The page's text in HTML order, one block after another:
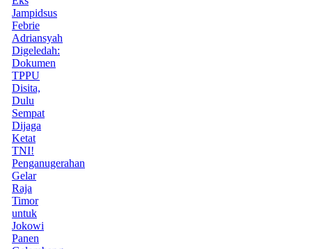
Jampidsus
Febrie
Adriansyah
Digeledah:
Dokumen
TPPU
Disita,
Dulu
Sempat
Dijaga
Ketat
TNI!
Penganugerahan
Gelar
Raja
Timor
untuk
Jokowi
Panen